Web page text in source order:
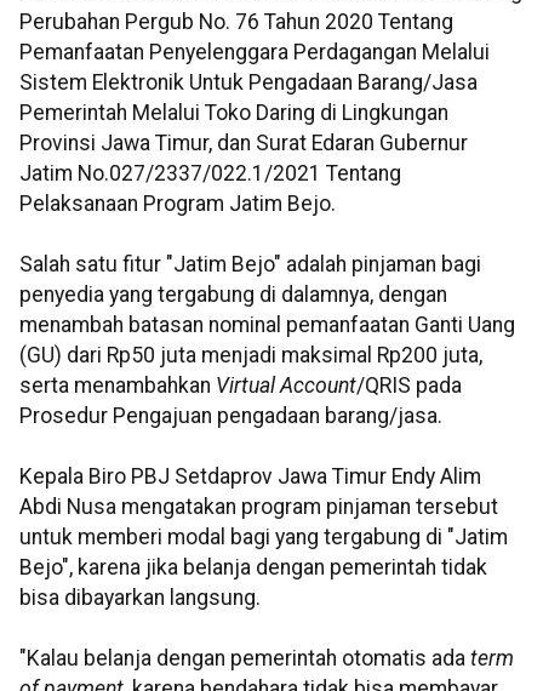
Perubahan Pergub No. 76 Tahun 2020 Tentang
Pemanfaatan Penyelenggara Perdagangan Melalui
Sistem Elektronik Untuk Pengadaan Barang/Jasa
Pemerintah Melalui Toko Daring di Lingkungan
Provinsi Jawa Timur, dan Surat Edaran Gubernur
Jatim No.027/2337/022.1/2021 Tentang
Pelaksanaan Program Jatim Bejo.
Salah satu fitur "Jatim Bejo" adalah pinjaman bagi
penyedia yang tergabung di dalamnya, dengan
menambah batasan nominal pemanfaatan Ganti Uang
(GU) dari Rp50 juta menjadi maksimal Rp200 juta,
serta menambahkan Virtual Account/QRIS pada
Prosedur Pengajuan pengadaan barang/jasa.
Kepala Biro PBJ Setdaprov Jawa Timur Endy Alim
Abdi Nusa mengatakan program pinjaman tersebut
untuk memberi modal bagi yang tergabung di "Jatim
Bejo", karena jika belanja dengan pemerintah tidak
bisa dibayarkan langsung.
"Kalau belanja dengan pemerintah otomatis ada term